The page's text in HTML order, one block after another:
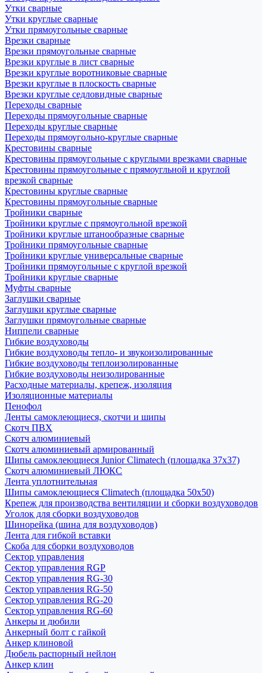
Утки сварные
Утки круглые сварные
Утки прямоугольные сварные
Врезки сварные
Врезки прямоугольные сварные
Врезки круглые в лист сварные
Врезки круглые воротниковые сварные
Врезки круглые в плоскость сварные
Врезки круглые седловидные сварные
Переходы сварные
Переходы прямоугольные сварные
Переходы круглые сварные
Переходы прямоугольно-круглые сварные
Крестовины сварные
Крестовины прямоугольные с круглыми врезками сварные
Крестовины прямоугольные с прямоугльной и круглой
врезкой сварные
Крестовины круглые сварные
Крестовины прямоугольные сварные
Тройники сварные
Тройники круглые с прямоугольной врезкой
Тройники круглые штанообразные сварные
Тройники прямоугольные сварные
Тройники круглые универсальные сварные
Тройники прямоугольные с круглой врезкой
Тройники круглые сварные
Муфты сварные
Заглушки сварные
Заглушки круглые сварные
Заглушки прямоугольные сварные
Ниппели сварные
Гибкие воздуховоды
Гибкие воздуховоды тепло- и звукоизолированные
Гибкие воздуховоды теплоизолированные
Гибкие воздуховоды неизолированные
Расходные материалы, крепеж, изоляция
Изоляционные материалы
Пенофол
Ленты самоклеющиеся, скотчи и шипы
Скотч ПВХ
Скотч алюминиевый
Скотч алюминиевый армированный
Шипы самоклеющиеся Junior Climatech (площадка 37х37)
Скотч алюминиевый ЛЮКС
Лента уплотнительная
Шипы самоклеющиеся Climatech (площадка 50х50)
Крепеж для производства вентиляции и сборки воздуховодов
Уголок для сборки воздуховодов
Шинорейка (шина для воздуховодов)
Лента для гибкой вставки
Скоба для сборки воздуховодов
Сектор управления
Сектор управления RGP
Сектор управления RG-30
Сектор управления RG-50
Сектор управления RG-20
Сектор управления RG-60
Анкеры и дюбили
Анкерный болт с гайкой
Анкер клиновой
Дюбель распорный нейлон
Анкер клин